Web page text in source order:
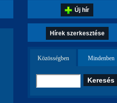
Új hír
Hírek szerkesztése
Közösségben Mindenben